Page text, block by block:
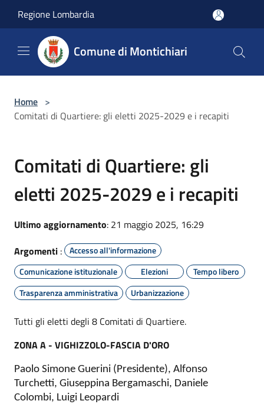
Regione Lombardia
Comune di Montichiari
Home >
Comitati di Quartiere: gli eletti 2025-2029 e i recapiti
Comitati di Quartiere: gli
eletti 2025-2029 e i recapiti
Ultimo aggiornamento: 21 maggio 2025, 16:29
Argomenti :
Accesso all'informazione
Comunicazione istituzionale
Elezioni
Tempo libero
Trasparenza amministrativa
Urbanizzazione
Tutti gli eletti degli 8 Comitati di Quartiere.
ZONA A - VIGHIZZOLO-FASCIA D'ORO
Paolo Simone Guerini (Presidente), Alfonso
Turchetti, Giuseppina Bergamaschi, Daniele
Colombi, Luigi Leopardi